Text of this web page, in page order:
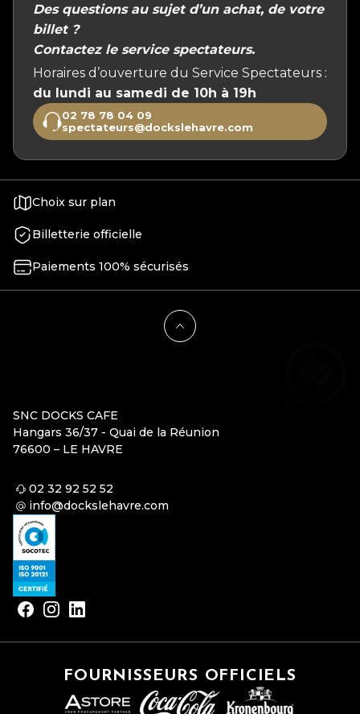
Des questions au sujet d’un achat, de votre
billet ?
Contactez le service spectateurs.
Horaires d’ouverture du Service Spectateurs :
du lundi au samedi de 10h à 19h
02 78 78 04 09
spectateurs@dockslehavre.com
Choix sur plan
Billetterie officielle
Paiements 100% sécurisés
SNC DOCKS CAFE
Hangars 36/37 - Quai de la Réunion
76600 – LE HAVRE
02 32 92 52 52
info@dockslehavre.com
FOURNISSEURS OFFICIELS